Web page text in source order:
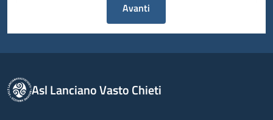
Avanti
Asl Lanciano Vasto Chieti